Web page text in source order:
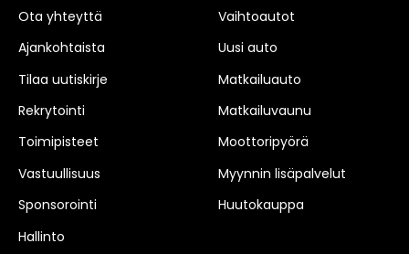
Ota yhteyttä
Ajankohtaista
Tilaa uutiskirje
Rekrytointi
Toimipisteet
Vastuullisuus
Sponsorointi
Hallinto
Vaihtoautot
Uusi auto
Matkailuauto
Matkailuvaunu
Moottoripyörä
Myynnin lisäpalvelut
Huutokauppa